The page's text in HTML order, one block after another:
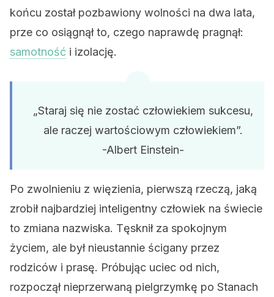
końcu został pozbawiony wolności na dwa lata,
prze co osiągnął to, czego naprawdę pragnął:
samotność i izolację.
„Staraj się nie zostać człowiekiem sukcesu,
ale raczej wartościowym człowiekiem”.
-Albert Einstein-
Po zwolnieniu z więzienia, pierwszą rzeczą, jaką
zrobił najbardziej inteligentny człowiek na świecie
to zmiana nazwiska. Tęsknił za spokojnym
życiem, ale był nieustannie ścigany przez
rodziców i prasę. Próbując uciec od nich,
rozpoczął nieprzerwaną pielgrzymkę po Stanach